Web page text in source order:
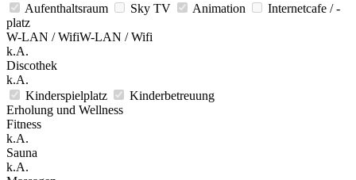
Aufenthaltsraum
Sky TV Animation
Internetcafe / -
platz
W-LAN / WifiW-LAN / Wifi
k.A.
Discothek
k.A.
Kinderspielplatz
Kinderbetreuung
Erholung und Wellness
Fitness
k.A.
Sauna
k.A.